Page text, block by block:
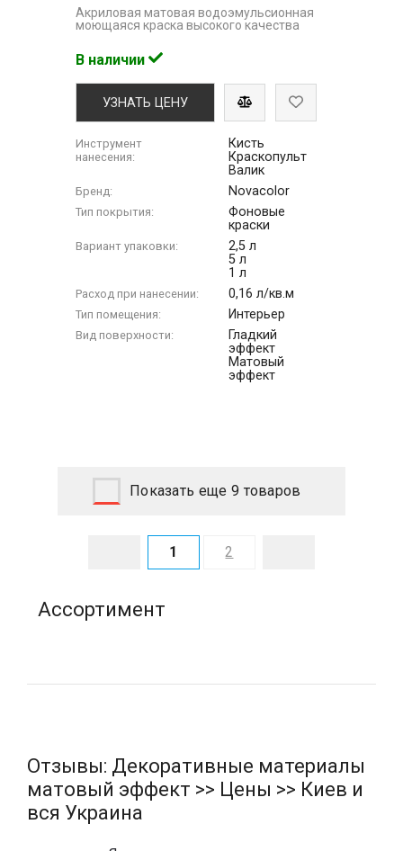
Акриловая матовая водоэмульсионная
моющаяся краска высокого качества
В наличии
УЗНАТЬ ЦЕНУ
Инструмент
нанесения:
Кисть
Краскопульт
Валик
Бренд: Novacolor
Тип покрытия:
Фоновые
краски
Вариант упаковки:
2,5 л
5 л
1 л
Расход при нанесении: 0,16 л/кв.м
Тип помещения: Интерьер
Вид поверхности:
Гладкий
эффект
Матовый
эффект
Показать еще 9 товаров
1 2
Ассортимент
Отзывы: Декоративные материалы
матовый эффект >> Цены >> Киев и
вся Украина